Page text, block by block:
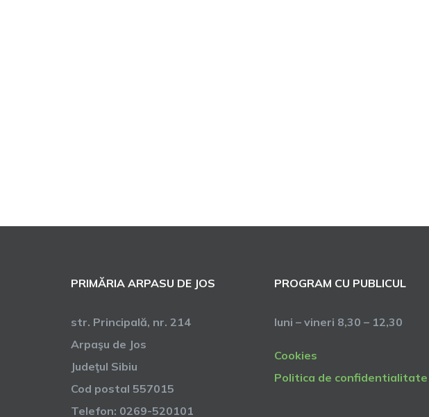
PRIMĂRIA ARPASU DE JOS
str. Principală, nr. 214
Arpaşu de Jos
Judeţul Sibiu
Cod postal 557015
Telefon: 0269-520101
PROGRAM CU PUBLICUL
luni – vineri 8,30 – 12,30
Cookies
Politica de confidentialitate